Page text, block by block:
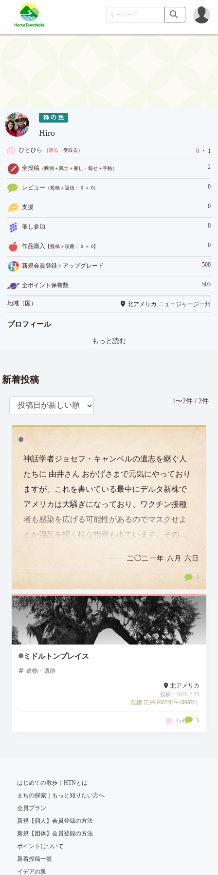
Hiro
ひとひら （贈る ・受取る） 0 ・ 1
全投稿 （映画＋風土＋催し・報せ＋手帖） 2
レビュー （投稿＋返信： 0 ＋ 0） 0
支援 0
催し参加 0
作品購入 【投稿＋映画： 0 ＋ 0】 0
新規会員登録＋アップグレード 500
全ポイント保有数 503
地域（国） 北アメリカ ニュージャージー州
プロフィール
もっと読む
新着投稿
1〜2件 / 2件
神話学者ジョセフ・キャンベルの遺志を継ぐ人
たちに 由井さん おかげさまで元気にやっており
ますが、これを書いている最中にデルタ新株で
アメリカは大騒ぎになっており、ワクチン接種
者も感染を広げる可能性があるのでマスクせよ
とか混乱を招く様な指示も出ています。その中
二◯二一年 八月 六日
1
ミドルトンプレイス
遺物・遺跡
北アメリカ
投稿：2020.2.23
記憶:江戸(1603年〜1868年)
1 pt 1
はじめての散歩｜HTNとは
まちの探索｜もっと知りたい方へ
会員プラン
新規【個人】会員登録の方法
新規【団体】会員登録の方法
ポイントについて
新着投稿一覧
イデアの泉